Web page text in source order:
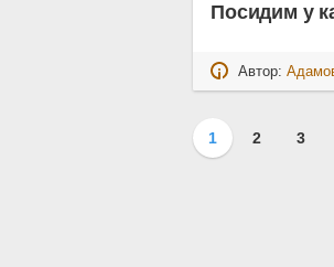
Посидим у
Автор:
1 2 3